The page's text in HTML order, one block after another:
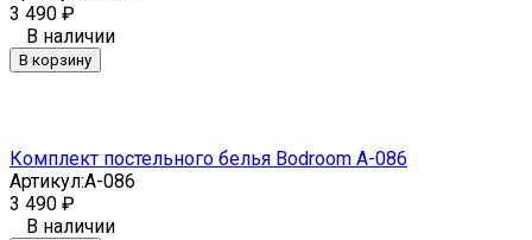
3 490 ₽
В наличии
В корзину
Комплект постельного белья Bodroom A-086
Артикул:A-086
3 490 ₽
В наличии